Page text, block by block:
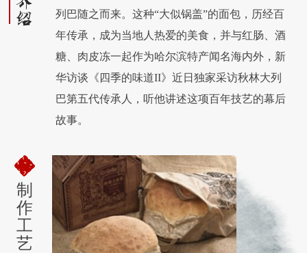
列巴随之而来。这种“大似锅盖”的面包，历经百
年传承，成为当地人热爱的美食，并与红肠、酒
糖、肉皮冻一起作为哈尔滨特产闻名海内外，新
华访谈《四季的味道II》近日独家采访秋林大列
巴第五代传承人，听他讲述这项百年技艺的幕后
故事。
制
作
工
艺